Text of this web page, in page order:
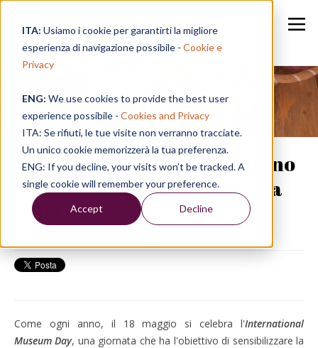
ITA: Usiamo i cookie per garantirti la migliore
esperienza di navigazione possibile - Cookie e
Privacy
ENG: We use cookies to provide the best user
experience possibile - Cookies and Privacy
ITA: Se rifiuti, le tue visite non verranno tracciate.
Un unico cookie memorizzerà la tua preferenza.
ENG: If you decline, your visits won’t be tracked. A
single cookie will remember your preference.
Accept Decline
Speak in a Week
10 Musei nel mondo anglofono
da visitare almeno una volta
nella vita
Come ogni anno, il 18 maggio si celebra l'International
Museum Day, una giornata che ha l'obiettivo di sensibilizzare la